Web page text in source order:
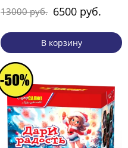
13000 руб. 6500 руб.
В корзину